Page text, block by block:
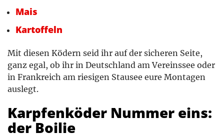
Mais
Kartoffeln
Mit diesen Ködern seid ihr auf der sicheren Seite,
ganz egal, ob ihr in Deutschland am Vereinssee oder
in Frankreich am riesigen Stausee eure Montagen
auslegt.
Karpfenköder Nummer eins:
der Boilie